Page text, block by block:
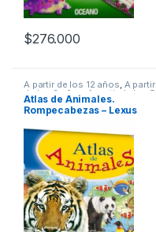
$276.000
A partir de los 12 años, A partir
de los 3 años A partir de los 5
años, A partir de los 7 años
partir de los 9 años ,Cultura
Para Niños
Pasatiempos
Atlas de Animales.
Rompecabezas – Lexus